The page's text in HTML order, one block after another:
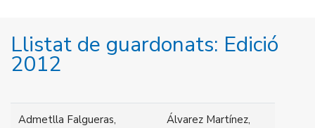
Llistat de guardonats: Edició
2012
Admetlla Falgueras,
Álvarez Martínez,